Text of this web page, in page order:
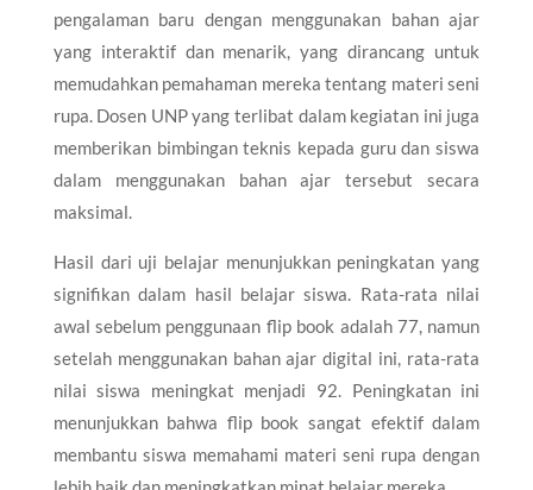
pengalaman baru dengan menggunakan bahan ajar
yang interaktif dan menarik, yang dirancang untuk
memudahkan pemahaman mereka tentang materi seni
rupa. Dosen UNP yang terlibat dalam kegiatan ini juga
memberikan bimbingan teknis kepada guru dan siswa
dalam menggunakan bahan ajar tersebut secara
maksimal.
Hasil dari uji belajar menunjukkan peningkatan yang
signifikan dalam hasil belajar siswa. Rata-rata nilai
awal sebelum penggunaan flip book adalah 77, namun
setelah menggunakan bahan ajar digital ini, rata-rata
nilai siswa meningkat menjadi 92. Peningkatan ini
menunjukkan bahwa flip book sangat efektif dalam
membantu siswa memahami materi seni rupa dengan